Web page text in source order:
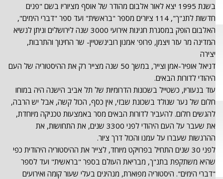
בשנת 1995 יצא לאור אלבום מהודר של אוסף מציוריו בשם "פנים
חדשות לתנ"ך", 114 ציורים מספר "בראשית" ועד ספר "דברי הימים",
האלבום הופק במסגרת חגיגות אירועי 3000 שנה לירושלים וניתן לנשיא
המדינה מר עזר ויצמן, פרופ' אמנון רובינשטיין- שר החינוך והתרבות,
יצירה
דניאל אופיר-אמן וצייר, במשך 50 שנה מצייר רק את ההיסטוריה של העם
היהודי לדורות הבאים.
עוד בנעוריו, כשטייל בשכונות הדרומיות של תל אביב הישנה היה במוחו
חלום של נער שנולד בשכונת שבזי, אין כסף, הכול קשה, אבל יש הרבה,
להגשים חלום. להעביר לדורות הבאים מסר באמצעות טכניקה מיוחדת,
את שעבר על העם היהודי לפני 3300 שנים, את התחושות, את
ההרגשות שעברו על עמנו והכול דרך ציור.
לפני 30 שנים התחיל בפרויקט מיוחד, לצייר את ההיסטוריה היהודית כפי
שהיא משתקפת בתנ"ך, מבריאת העולם בספר "בראשית" ועד לספר
"דברי הימים". היסטוריה מפוארת, מנהיגים בעלי שעור קומה ואירועים